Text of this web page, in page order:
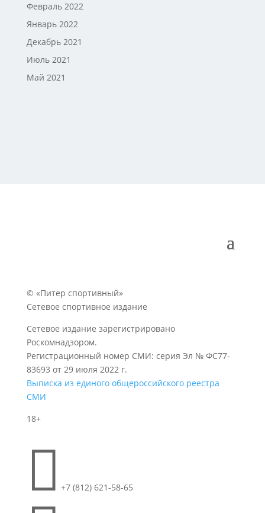
Февраль 2022
Январь 2022
Декабрь 2021
Июль 2021
Май 2021
© «Питер спортивный»
Сетевое спортивное издание
Сетевое издание зарегистрировано
Роскомнадзором.
Регистрационный номер СМИ: серия Эл № ФС77-
83693 от 29 июля 2022 г.
Выписка из единого общероссийского реестра
СМИ
18+
 +7 (812) 621-58-65